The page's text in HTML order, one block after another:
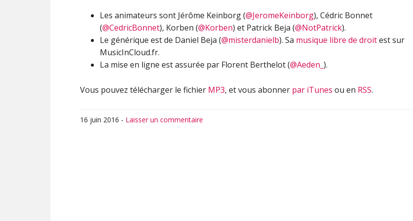
Les animateurs sont Jérôme Keinborg (@JeromeKeinborg), Cédric Bonnet
(@CedricBonnet), Korben (@Korben) et Patrick Beja (@NotPatrick).
Le générique est de Daniel Beja (@misterdanielb). Sa musique libre de droitest sur
MusicInCloud.fr.
La mise en ligne est assurée par Florent Berthelot (@Aeden_ ).
Vous pouvez télécharger le fichier MP3, et vous abonner par iTunes ou en RSS.
16 juin 2016 - Laisser un commentaire